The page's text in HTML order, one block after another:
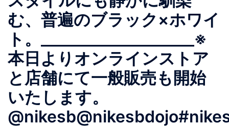
む、普遍のブラック×ホワイ
ト。____________________※
本日よりオンラインストア
と店舗にて一般販売も開始
いたします。